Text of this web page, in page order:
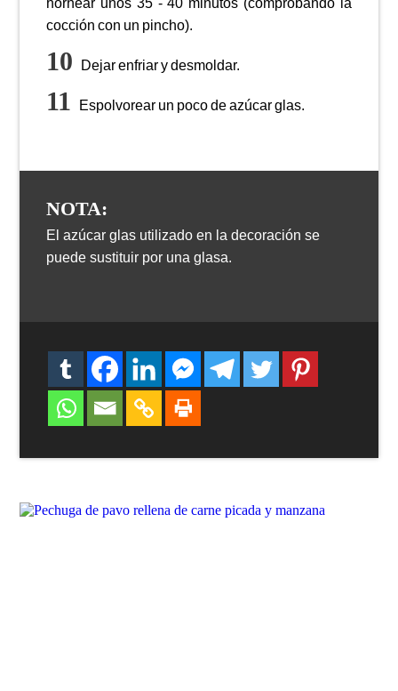
hornear unos 35 - 40 minutos (comprobando la
cocción con un pincho).
Dejar enfriar y desmoldar.
Espolvorear un poco de azúcar glas.
NOTA:
El azúcar glas utilizado en la decoración se
puede sustituir por una glasa.